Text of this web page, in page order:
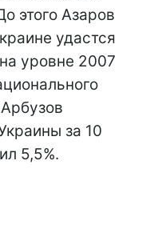
этого Азаров
удастся
уровне 2007
за 10
5,5%.